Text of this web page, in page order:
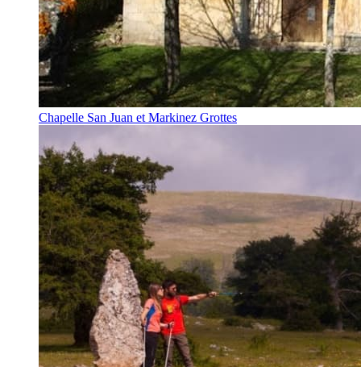
Chapelle San Juan et Markinez Grottes